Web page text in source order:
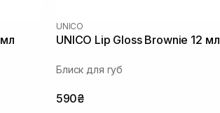
UNICO
UNICO Lip Gloss Brownie 12 мл
Блиск для губ
590₴